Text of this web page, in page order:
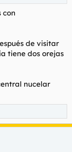
tests de esos
raza europea, lo
con
de visitar
tiene dos orejas
nucelar